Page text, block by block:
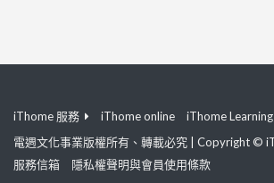
iThome 服務 iThome online
iThome Learning
電週文化事業版權所有、轉載必究 | Copyright ©
服務信箱
隱私權聲明與會員使用條款